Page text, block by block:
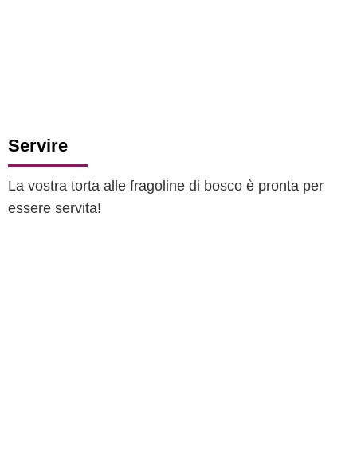
Servire
La vostra torta alle fragoline di bosco è pronta per
essere servita!